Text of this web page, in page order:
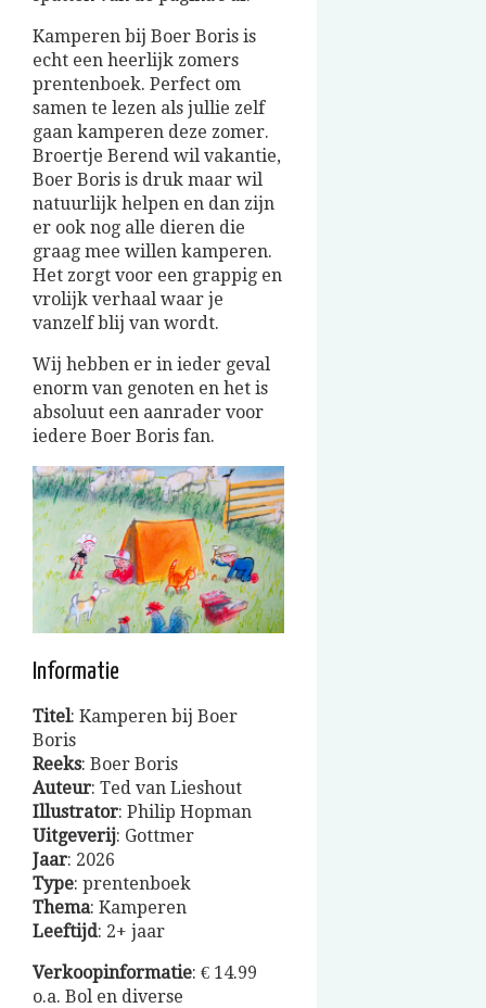
Kamperen bij Boer Boris is
echt een heerlijk zomers
prentenboek. Perfect om
samen te lezen als jullie zelf
gaan kamperen deze zomer.
Broertje Berend wil vakantie,
Boer Boris is druk maar wil
natuurlijk helpen en dan zijn
er ook nog alle dieren die
graag mee willen kamperen.
Het zorgt voor een grappig en
vrolijk verhaal waar je
vanzelf blij van wordt.
Wij hebben er in ieder geval
enorm van genoten en het is
absoluut een aanrader voor
iedere Boer Boris fan.
Informatie
Titel: Kamperen bij Boer
Boris
Reeks: Boer Boris
Auteur: Ted van Lieshout
Illustrator: Philip Hopman
Uitgeverij: Gottmer
Jaar: 2026
Type: prentenboek
Thema: Kamperen
Leeftijd: 2+ jaar
Verkoopinformatie: € 14.99
o.a. Bol en diverse